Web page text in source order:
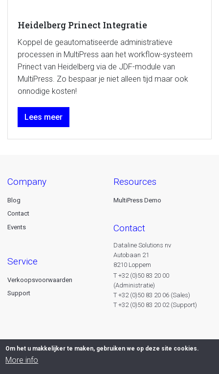
Heidelberg Prinect Integratie
Koppel de geautomatiseerde administratieve
processen in MultiPress aan het workflow-systeem
Prinect van Heidelberg via de JDF-module van
MultiPress. Zo bespaar je niet alleen tijd maar ook
onnodige kosten!
Lees meer
company
Blog
Contact
Events
service
Verkoopsvoorwaarden
Support
resources
MultiPress Demo
contact
Dataline Solutions nv
Autobaan 21
8210 Loppem
T +32 (0)50 83 20 00
(Administratie)
T +32 (0)50 83 20 06 (Sales)
T +32 (0)50 83 20 02 (Support)
Om het u makkelijker te maken, gebruiken we op deze site cookies.
More info